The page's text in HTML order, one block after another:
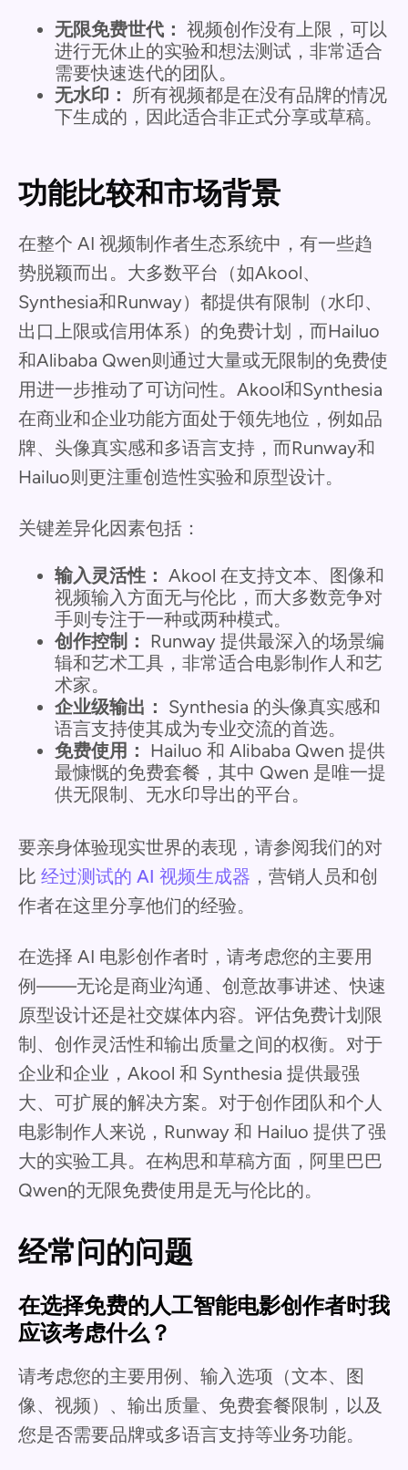
无限免费世代： 视频创作没有上限，可以
进行无休止的实验和想法测试，非常适合
需要快速迭代的团队。
无水印：
所有视频都是在没有品牌的情况
下生成的，因此适合非正式分享或草稿。
功能比较和市场背景
在整个 AI 视频制作者生态系统中，有一些趋
势脱颖而出。大多数平台（如Akool、
Synthesia和Runway）都提供有限制（水印、
出口上限或信用体系）的免费计划，而Hailuo
和Alibaba Qwen则通过大量或无限制的免费使
用进一步推动了可访问性。Akool和Synthesia
在商业和企业功能方面处于领先地位，例如品
牌、头像真实感和多语言支持，而Runway和
Hailuo则更注重创造性实验和原型设计。
关键差异化因素包括：
输入灵活性： Akool 在支持文本、图像和
视频输入方面无与伦比，而大多数竞争对
手则专注于一种或两种模式。
创作控制： Runway 提供最深入的场景编
辑和艺术工具，非常适合电影制作人和艺
术家。
企业级输出： Synthesia 的头像真实感和
语言支持使其成为专业交流的首选。
免费使用： Hailuo 和 Alibaba Qwen 提供
最慷慨的免费套餐，其中 Qwen 是唯一提
供无限制、无水印导出的平台。
要亲身体验现实世界的表现，请参阅我们的对
比 经过测试的 AI 视频生成器 ，营销人员和创
作者在这里分享他们的经验。
在选择 AI 电影创作者时，请考虑您的主要用
例——无论是商业沟通、创意故事讲述、快速
原型设计还是社交媒体内容。评估免费计划限
制、创作灵活性和输出质量之间的权衡。对于
企业和企业，Akool 和 Synthesia 提供最强
大、可扩展的解决方案。对于创作团队和个人
电影制作人来说，Runway 和 Hailuo 提供了强
大的实验工具。在构思和草稿方面，阿里巴巴
Qwen的无限免费使用是无与伦比的。
经常问的问题
在选择免费的人工智能电影创作者时我
应该考虑什么？
请考虑您的主要用例、输入选项（文本、图
像、视频）、输出质量、免费套餐限制，以及
您是否需要品牌或多语言支持等业务功能。